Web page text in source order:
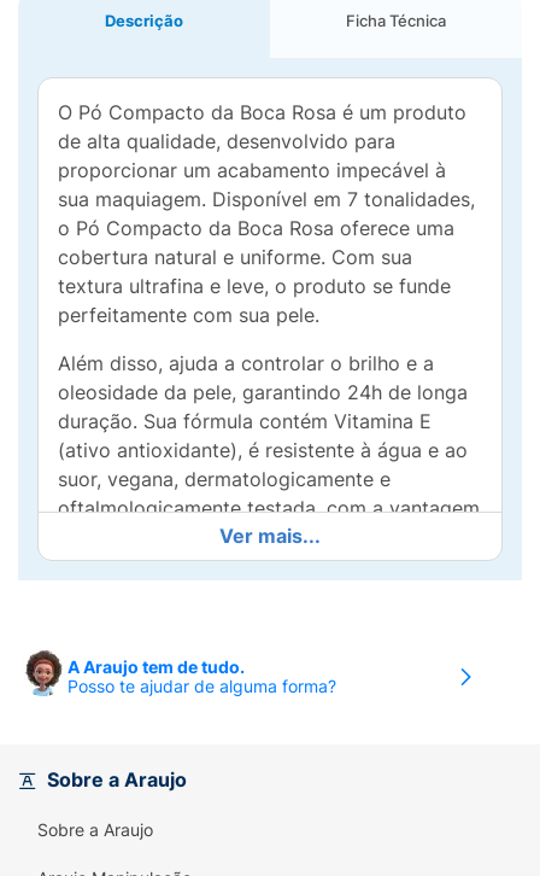
Descrição Ficha Técnica
O Pó Compacto da Boca Rosa é um produto
de alta qualidade, desenvolvido para
proporcionar um acabamento impecável à
sua maquiagem. Disponível em 7 tonalidades,
o Pó Compacto da Boca Rosa oferece uma
cobertura natural e uniforme. Com sua
textura ultrafina e leve, o produto se funde
perfeitamente com sua pele.
Além disso, ajuda a controlar o brilho e a
oleosidade da pele, garantindo 24h de longa
duração. Sua fórmula contém Vitamina E
(ativo antioxidante), é resistente à água e ao
suor, vegana, dermatologicamente e
oftalmologicamente testada, com a vantagem
de ser livre de parabenos e não
comedogênico, sendo adequada para todos
retoques rápidos e acabamentos impecáveis!
Por que você vai amar É impecável: tem um
perfeita. É ultrafino e leve: possui textura leve
e ultrafina que se funde perfeitamente à pele
e garante um acabamento natural, ideal para
Ver mais...
A Araujo tem de tudo.
Posso te ajudar de alguma forma?
Sobre a Araujo
Sobre a Araujo